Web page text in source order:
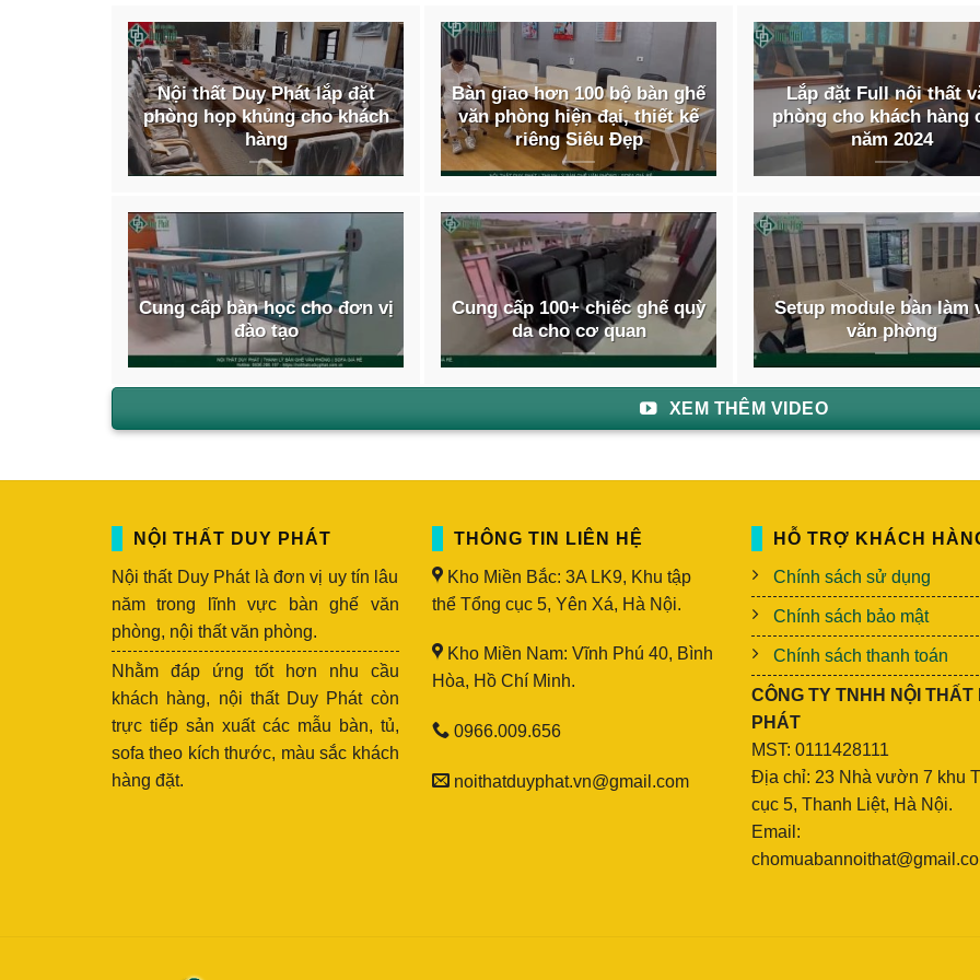
Kích thước: Trước khi mua tủ giày, hãy đo kích thước của không
chừng số lượng giày cần chứa để có thể chọn tủ giày có đủ chỗ
lượng giày mà tủ cần chứa để tránh mua tủ quá nhỏ hoặc quá lớn.
Chất liệu:Tủ giàycó thể được làm bằng nhiều loại chất liệu khác
các ưu nhược điểm cũng như chi phí khác nhau. Bạn cần chọn
trang trí của căn phòng. Tốt nhất bạn nên đến tận nơi để kiểm tra
lượng bền bỉ.
Cơ chế mở và đóng: Tủ giày có thể có nhiều cơ chế mở và đóng
Bạn cần chọn cơ chế mở và đóng phù hợp với không gian và
cho căn nhà.
Giá cả và địa chỉ bán: Giá cả và địa chỉ bán cũng là một yếu tố
giày với mức giá phù hợp với ngân sách của mình cũng như tham
khác nhau để có thể mua được sản phẩm ưng ý nhất.
Các mẫutủ giày bán chạy nhất
Tủ đựng giày thông minh
Nội thất Duy Phát lắp đặt
phòng họp khủng cho khách
hàng
Bàn giao hơn 100 bộ bàn ghế
văn phòng hiện đại, thiết kế
riêng Siêu Đẹp
Lắp đặt Full nội thất
phòng cho khách hàng
năm 2024
Cung cấp bàn học cho đơn vị
đào tạo
Cung cấp 100+ chiếc ghế quỳ
da cho cơ quan
Setup module bàn làm
văn phòng
XEM THÊM VIDEO
NỘI THẤT DUY PHÁT
Nội thất Duy Phát là đơn vị uy tín lâu
năm trong lĩnh vực bàn ghế văn
phòng, nội thất văn phòng.
Nhằm đáp ứng tốt hơn nhu cầu
khách hàng, nội thất Duy Phát còn
trực tiếp sản xuất các mẫu bàn, tủ,
sofa theo kích thước, màu sắc khách
hàng đặt.
THÔNG TIN LIÊN HỆ
Kho Miền Bắc: 3A LK9, Khu tập
thể Tổng cục 5, Yên Xá, Hà Nội.
Kho Miền Nam: Vĩnh Phú 40, Bình
Hòa, Hồ Chí Minh.
0966.009.656
noithatduyphat.vn@gmail.com
HỖ TRỢ KHÁCH
Chính sách sử dụng
Chính sách bảo mật
Chính sách thanh toán
CÔNG TY TNHH NỘI THẤT
PHÁT
MST: 0111428111
Địa chỉ: 23 Nhà vườn 7 khu
cục 5, Thanh Liệt, Hà Nội.
Email: